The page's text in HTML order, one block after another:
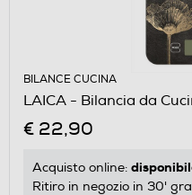
BILANCE CUCINA
LAICA - Bilancia da
€ 22,90
Acquisto online:
Ritiro in negozio in 30'